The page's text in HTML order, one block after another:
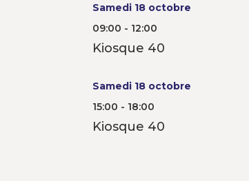
Samedi 18 octobre
09:00 - 12:00
Kiosque 40
Samedi 18 octobre
15:00 - 18:00
Kiosque 40